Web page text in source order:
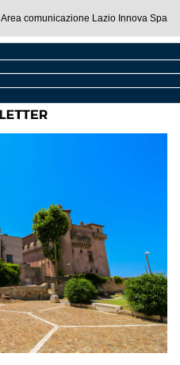
Area comunicazione Lazio Innova Spa